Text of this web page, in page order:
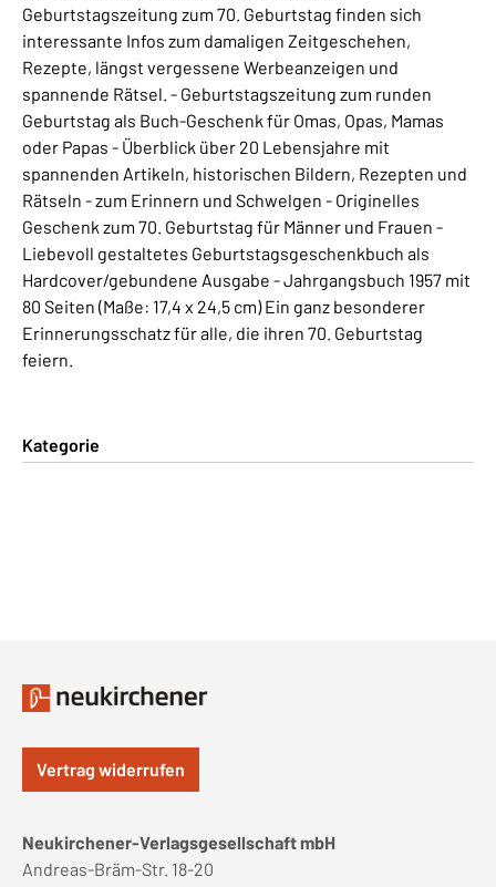
Geburtstagszeitung zum 70. Geburtstag finden sich
interessante Infos zum damaligen Zeitgeschehen,
Rezepte, längst vergessene Werbeanzeigen und
spannende Rätsel. - Geburtstagszeitung zum runden
Geburtstag als Buch-Geschenk für Omas, Opas, Mamas
oder Papas - Überblick über 20 Lebensjahre mit
spannenden Artikeln, historischen Bildern, Rezepten und
Rätseln - zum Erinnern und Schwelgen - Originelles
Geschenk zum 70. Geburtstag für Männer und Frauen -
Liebevoll gestaltetes Geburtstagsgeschenkbuch als
Hardcover/gebundene Ausgabe - Jahrgangsbuch 1957 mit
80 Seiten (Maße: 17,4 x 24,5 cm) Ein ganz besonderer
Erinnerungsschatz für alle, die ihren 70. Geburtstag
feiern.
Kategorie
Vertrag widerrufen
Neukirchener-Verlagsgesellschaft mbH
Andreas-Bräm-Str. 18-20